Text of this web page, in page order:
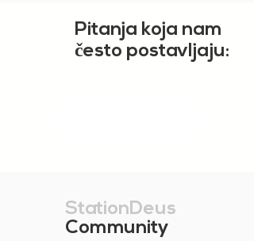
Pitanja koja nam
često postavljaju:
StationDeus
Community